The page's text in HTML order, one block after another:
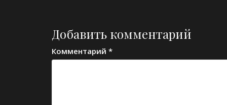
Добавить комментарий
Комментарий *